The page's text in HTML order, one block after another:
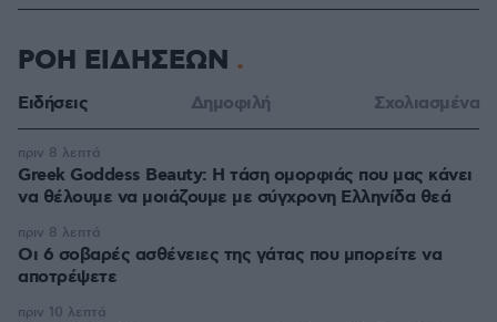
ΡΟΗ ΕΙΔΗΣΕΩΝ
Ειδήσεις Δημοφιλή Σχολιασμένα
Greek Goddess Beauty: Η τάση ομορφιάς που μας κάνει
να θέλουμε να μοιάζουμε με σύγχρονη Ελληνίδα θεά
πριν 8 λεπτά
Οι 6 σοβαρές ασθένειες της γάτας που μπορείτε να
αποτρέψετε
πριν 8 λεπτά
πριν 10 λεπτά